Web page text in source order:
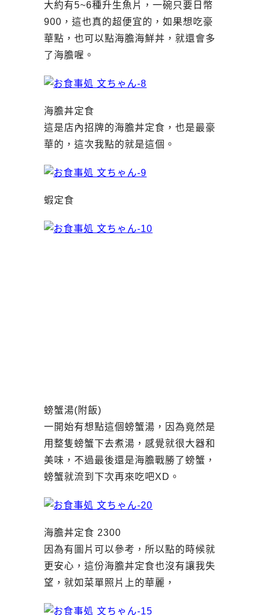
大約有5~6種升生魚片，一碗只要日幣
900，這也真的超便宜的，如果想吃豪
華點，也可以點海膽海鮮丼，就還會多
了海膽喔。
海膽丼定食
這是店內招牌的海膽丼定食，也是最豪
華的，這次我點的就是這個。
蝦定食
螃蟹湯(附飯)
一開始有想點這個螃蟹湯，因為竟然是
用整隻螃蟹下去煮湯，感覺就很大器和
美味，不過最後還是海膽戰勝了螃蟹，
螃蟹就流到下次再來吃吧XD。
海膽丼定食 2300
因為有圖片可以參考，所以點的時候就
更安心，這份海膽丼定食也沒有讓我失
望，就如菜單照片上的華麗，